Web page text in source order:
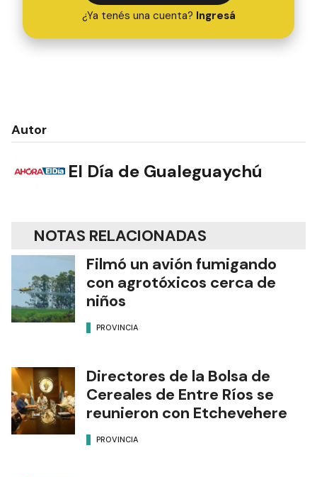
¿Ya tenés una cuenta? Ingresá
Autor
El Día de Gualeguaychú
NOTAS RELACIONADAS
Filmó un avión fumigando
con agrotóxicos cerca de
niños
PROVINCIA
Directores de la Bolsa de
Cereales de Entre Ríos se
reunieron con Etchevehere
PROVINCIA